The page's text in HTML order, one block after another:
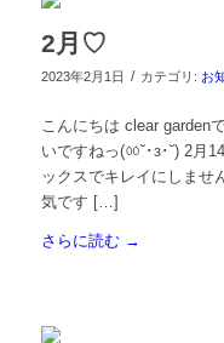
2月♡
2023年2月1日 / カテゴリ: お
こんにちは clear garden
いですねっ(ㆀ˘･з･˘) 2月
ックスでキレイにしませ
気です […]
さらに読む→